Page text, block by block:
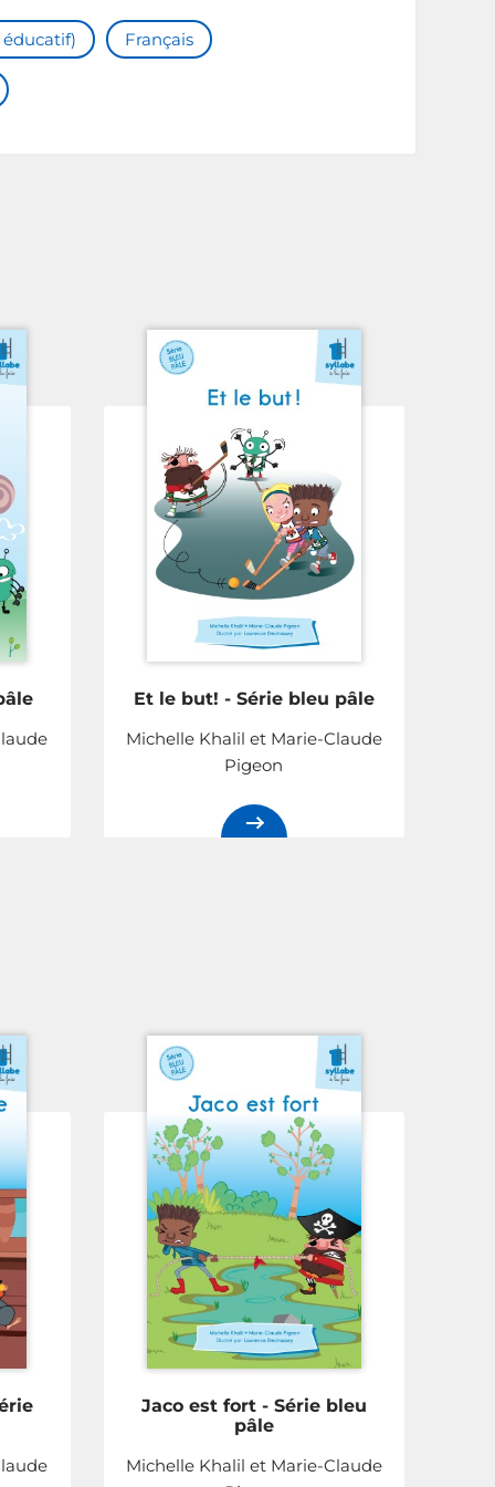
Français
Et le but! - Série bleu pâle
Michelle Khalil et Marie-Claude
Pigeon
Jaco est fort - Série bleu
pâle
Michelle Khalil et Marie-Claude